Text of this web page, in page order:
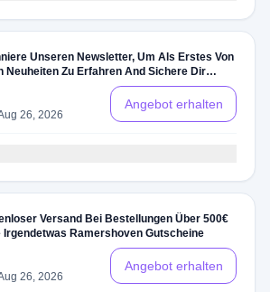
Unseren Newsletter, Um Als Erstes Von
Neuheiten Zu Erfahren And Sichere Dir
26, 2026
Angebot erhalten
Versand Bei Bestellungen Über 500€
Irgendetwas Ramershoven Gutscheine
26, 2026
Angebot erhalten